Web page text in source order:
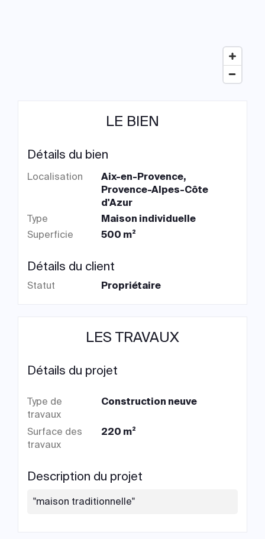
LE BIEN
Détails du bien
Localisation
Aix-en-Provence,
Provence-Alpes-Côte
d'Azur
Type
Maison individuelle
Superficie
500 m²
Détails du client
Statut Propriétaire
LES TRAVAUX
Détails du projet
Type de
travaux
Construction neuve
Surface des
travaux
220 m²
Description du projet
"maison traditionnelle"